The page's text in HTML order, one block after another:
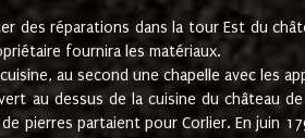
des réparations dans la tour Est du
fournira les matériaux.
au second une chapelle avec les
au dessus de la cuisine du château
partaient pour Corlier. En juin